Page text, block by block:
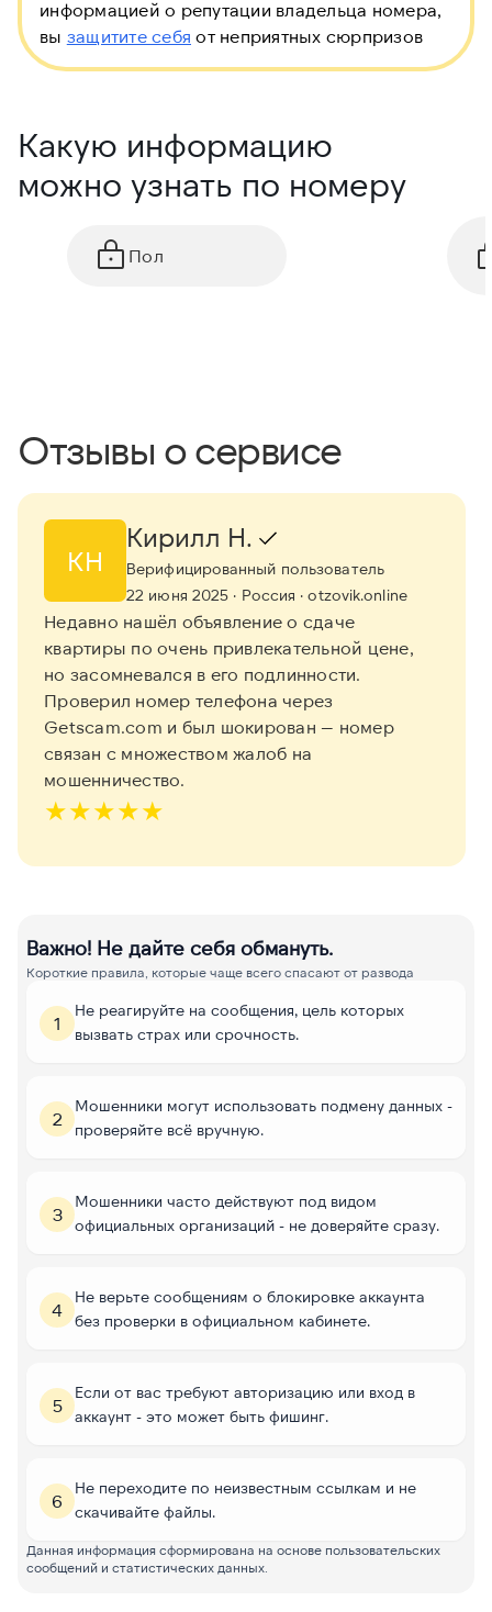
информацией о репутации владельца номера,
вы защитите себя от неприятных сюрпризов
Какую информацию
можно узнать по номеру
Пол
Отзывы о сервисе
КН
Кирилл Н.
Верифицированный пользователь
22 июня 2025 · Россия · otzovik.online
Недавно нашёл объявление о сдаче
квартиры по очень привлекательной цене,
но засомневался в его подлинности.
Проверил номер телефона через
Getscam.com и был шокирован — номер
связан с множеством жалоб на
мошенничество.
★★★★★
Важно! Не дайте себя обмануть.
Короткие правила, которые чаще всего спасают от развода
1
Не реагируйте на сообщения, цель которых
вызвать страх или срочность.
2
Мошенники могут использовать подмену данных -
проверяйте всё вручную.
3
Мошенники часто действуют под видом
официальных организаций - не доверяйте сразу.
4
Не верьте сообщениям о блокировке аккаунта
без проверки в официальном кабинете.
5
Если от вас требуют авторизацию или вход в
аккаунт - это может быть фишинг.
6
Не переходите по неизвестным ссылкам и не
скачивайте файлы.
Данная информация сформирована на основе пользовательских
сообщений и статистических данных.